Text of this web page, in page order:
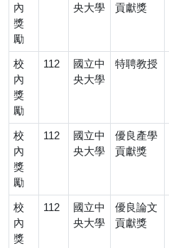
內
獎
勵
央大學 貢獻獎
校
內
獎
勵
112
國立中
央大學
特聘教授
校
內
獎
勵
112
國立中
央大學
優良產學
貢獻獎
校
內
獎
112
國立中
央大學
優良論文
貢獻獎